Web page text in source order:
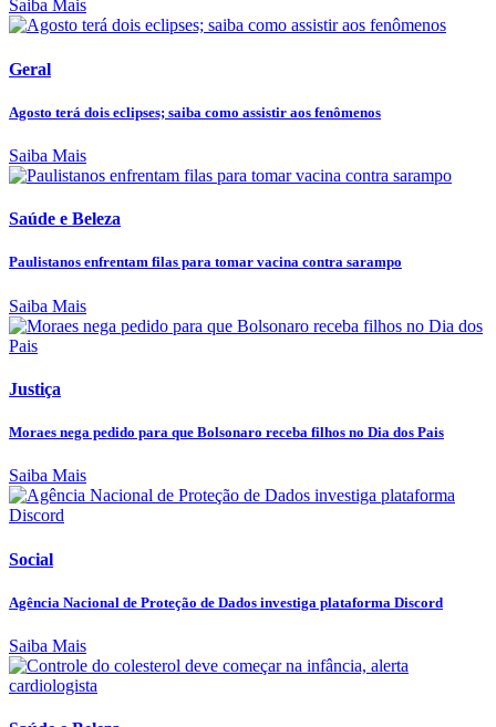
Saiba Mais
Geral
Agosto terá dois eclipses; saiba como assistir aos fenômenos
Saiba Mais
Saúde e Beleza
Paulistanos enfrentam filas para tomar vacina contra sarampo
Saiba Mais
Justiça
Moraes nega pedido para que Bolsonaro receba filhos no Dia dos Pais
Saiba Mais
Social
Agência Nacional de Proteção de Dados investiga plataforma Discord
Saiba Mais